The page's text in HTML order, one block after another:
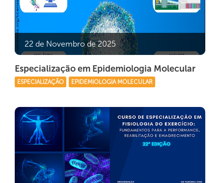
22 de Novembro de 2025
Especialização em Epidemiologia Molecular
ESPECIALIZAÇÃO EPIDEMIOLOGIA MOLECULAR